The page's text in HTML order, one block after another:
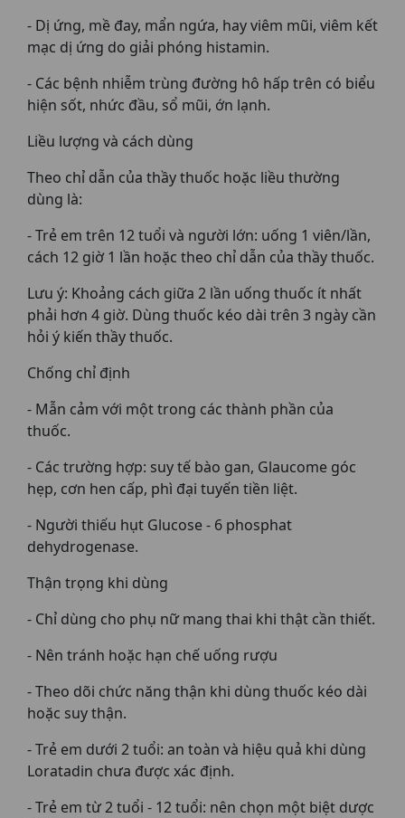
- Dị ứng, mề đay, mẩn ngứa, hay viêm mũi, viêm kết
mạc dị ứng do giải phóng histamin.
- Các bệnh nhiễm trùng đường hô hấp trên có biểu
hiện sốt, nhức đầu, sổ mũi, ớn lạnh.
Liều lượng và cách dùng
Theo chỉ dẫn của thầy thuốc hoặc liều thường
dùng là:
- Trẻ em trên 12 tuổi và người lớn: uống 1 viên/lần,
cách 12 giờ 1 lần hoặc theo chỉ dẫn của thầy thuốc.
Lưu ý: Khoảng cách giữa 2 lần uống thuốc ít nhất
phải hơn 4 giờ. Dùng thuốc kéo dài trên 3 ngày cần
hỏi ý kiến thầy thuốc.
Chống chỉ định
- Mẫn cảm với một trong các thành phần của
thuốc.
- Các trường hợp: suy tế bào gan, Glaucome góc
hẹp, cơn hen cấp, phì đại tuyến tiền liệt.
- Người thiếu hụt Glucose - 6 phosphat
dehydrogenase.
Thận trọng khi dùng
- Chỉ dùng cho phụ nữ mang thai khi thật cần thiết.
- Nên tránh hoặc hạn chế uống rượu
- Theo dõi chức năng thận khi dùng thuốc kéo dài
hoặc suy thận.
- Trẻ em dưới 2 tuổi: an toàn và hiệu quả khi dùng
Loratadin chưa được xác định.
- Trẻ em từ 2 tuổi - 12 tuổi: nên chọn một biệt dược